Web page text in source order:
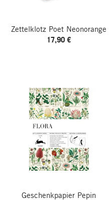
Zettelklotz Poet Neonorange
17,90 €
Geschenkpapier Pepin